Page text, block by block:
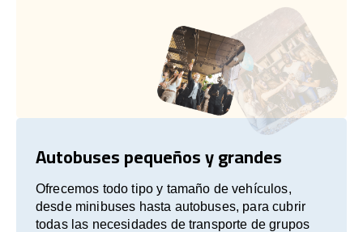
Autobuses pequeños y grandes
Ofrecemos todo tipo y tamaño de vehículos,
desde minibuses hasta autobuses, para cubrir
todas las necesidades de transporte de grupos